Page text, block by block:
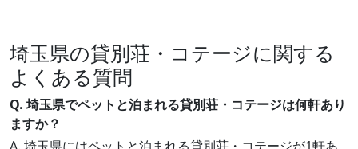
埼玉県の貸別荘・コテージに関する
よくある質問
Q. 埼玉県でペットと泊まれる貸別荘・コテージは何軒あり
ますか？